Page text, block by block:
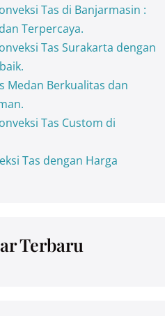
Tas di Banjarmasin :
Terpercaya.
Tas Surakarta dengan
Medan Berkualitas dan
Tas Custom di
Tas dengan Harga
Terbaru